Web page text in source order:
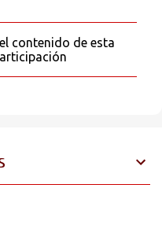
contenido de esta